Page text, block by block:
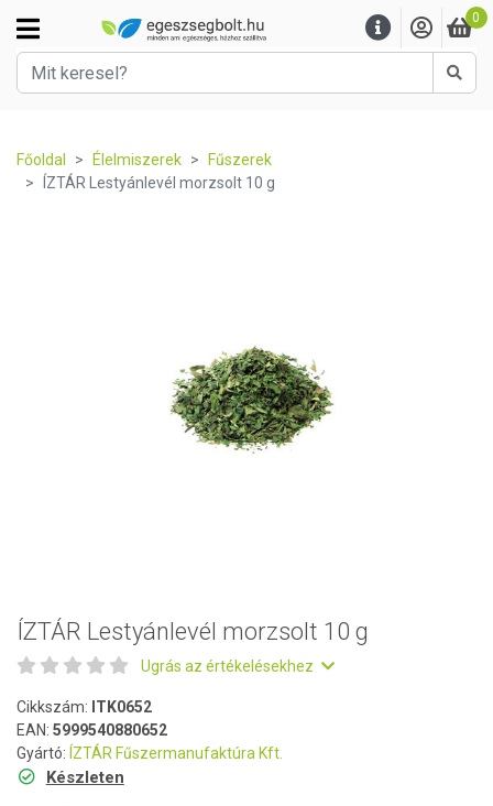
0
Főoldal Élelmiszerek
Fűszerek
ÍZTÁR Lestyánlevél morzsolt 10 g
ÍZTÁR Lestyánlevél morzsolt 10 g
Ugrás az értékelésekhez
Cikkszám: ITK0652
EAN: 5999540880652
Gyártó: ÍZTÁR Fűszermanufaktúra Kft.
Készleten